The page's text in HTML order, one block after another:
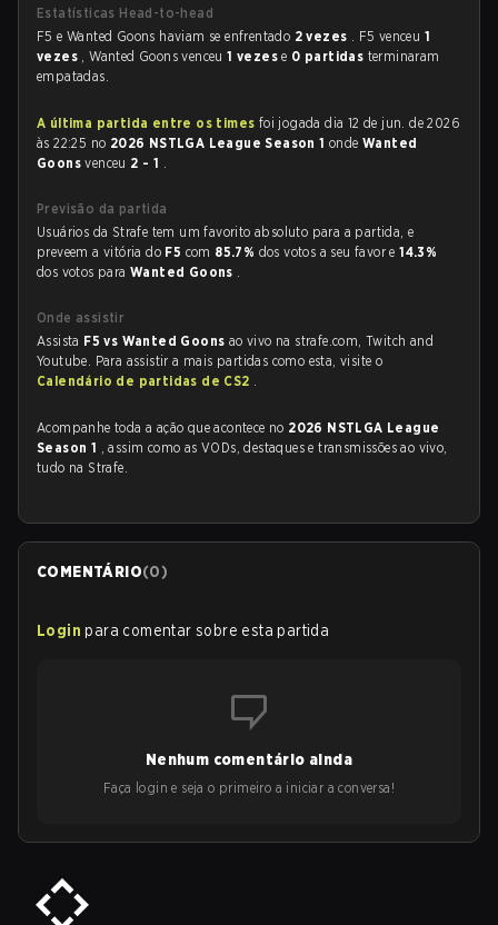
Estatísticas Head-to-head
F5 e Wanted Goons haviam se enfrentado 2 vezes . F5 venceu 1
vezes , Wanted Goons venceu1 vezese 0 partidas terminaram
empatadas.
A última partida entre os times foi jogada dia 12 de jun. de 2026
às 22:25 no 2026 NSTLGA League Season 1ondeWanted
Goonsvenceu 2 - 1 .
Previsão da partida
Usuários da Strafe tem um favorito absoluto para a partida, e
preveem a vitória do F5 com 85.7% dos votos a seu favor e14.3%
dos votos para Wanted Goons .
Onde assistir
Assista F5 vs Wanted Goons ao vivo na strafe.com, Twitch and
Youtube. Para assistir a mais partidas como esta, visite o
Calendário de partidas de CS2 .
Acompanhe toda a ação que acontece no 2026 NSTLGA League
Season 1 , assim como as VODs, destaques e transmissões ao vivo,
tudo na Strafe.
COMENTÁRIO(0)
Login para comentar sobre esta partida
Nenhum comentário ainda
Faça login e seja o primeiro a iniciar a conversa!